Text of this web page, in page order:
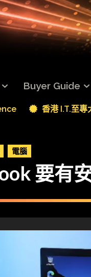
Buyer Guide
香港 I.T.至專
電腦
要有